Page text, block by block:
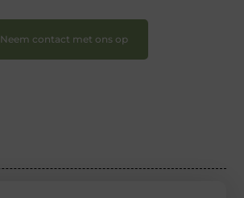
Neem contact met ons op